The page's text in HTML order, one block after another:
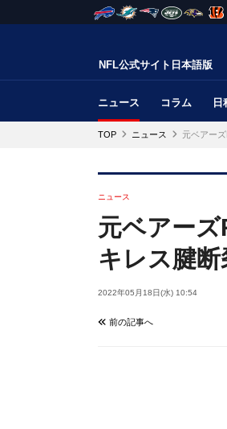
NFL公式サイト日本語版
ニュース コラム 日
TOP ニュース 元ベアーズ
ニュース
元ベアー
キレス腱断
2022年05月18日(水) 10:54
前の記事へ